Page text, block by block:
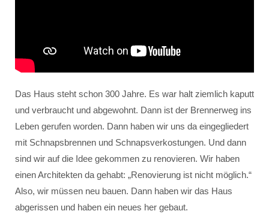
Das Haus steht schon 300 Jahre. Es war halt ziemlich kaputt
und verbraucht und abgewohnt. Dann ist der Brennerweg ins
Leben gerufen worden. Dann haben wir uns da eingegliedert
mit Schnapsbrennen und Schnapsverkostungen. Und dann
sind wir auf die Idee gekommen zu renovieren. Wir haben
einen Architekten da gehabt: „Renovierung ist nicht möglich.“
Also, wir müssen neu bauen. Dann haben wir das Haus
abgerissen und haben ein neues her gebaut.